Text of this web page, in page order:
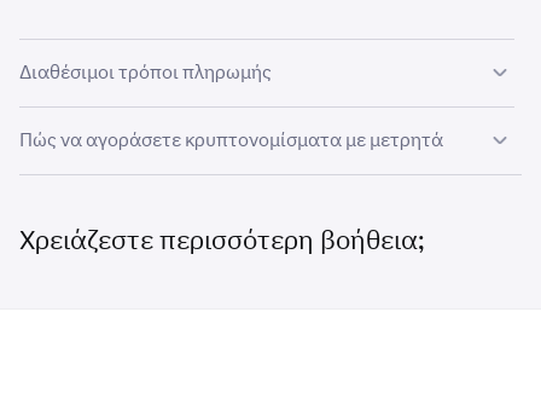
Διαθέσιμοι τρόποι πληρωμής
• Χρεωστική κάρτα
• Πιστωτική κάρτα
Venmo
Πώς να αγοράσετε κρυπτονομίσματα με μετρητά
κρυπτονομίσματα απευθείας με την πιστωτική ή
χρεωστική σας κάρτα μέσω της Beholder:
Χρειάζεστε περισσότερη βοήθεια;